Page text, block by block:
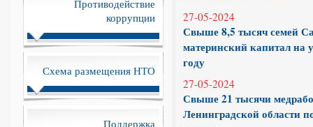
Противодействие
коррупции
Схема размещения НТО
Поддержка
27-05-2024
Свыше 8,5 тысяч семей
материнский капитал
году
27-05-2024
Свыше 21 тысячи
Ленинградской области